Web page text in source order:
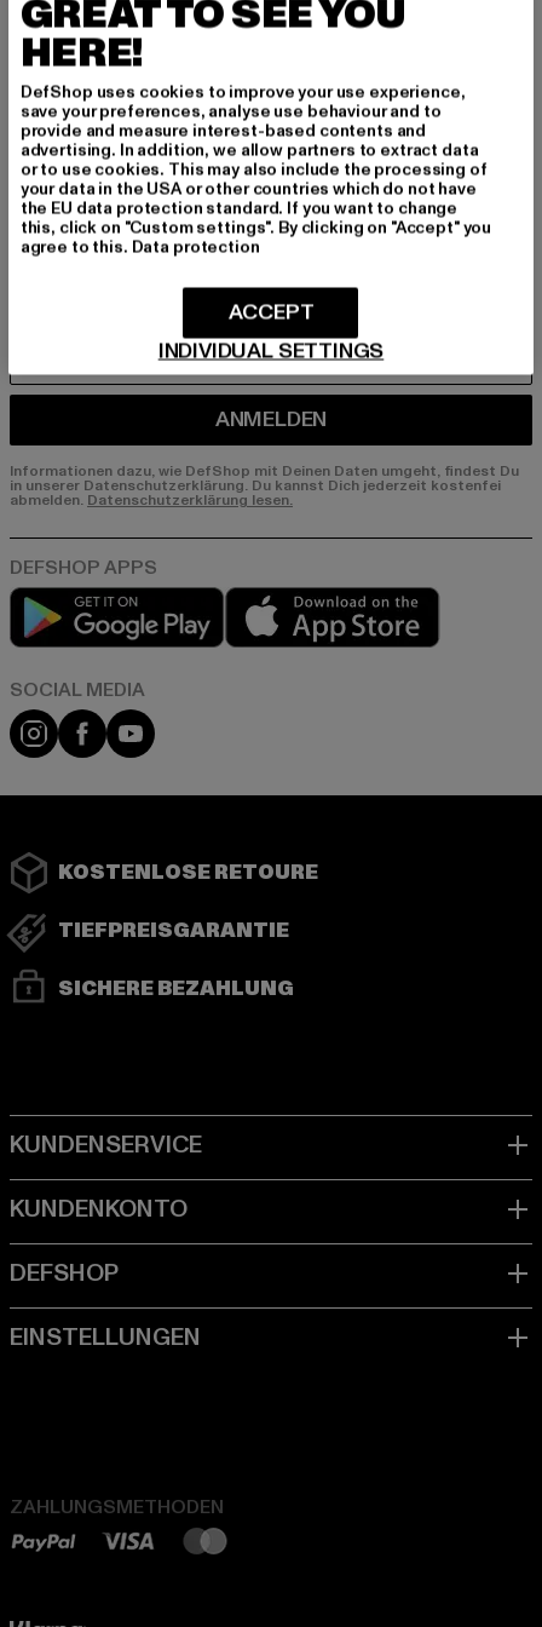
BEN!
Melde dich hier für unseren Newsletter an und
erhalte künftig Informationen über aktuelle Tre
nds, Angebote und Gutscheine von DefShop p
er E-Mail!
An welchen Produkten bist du interessiert?
E-MAIL
ANMELDEN
Informationen dazu, wie DefShop mit Deinen Daten umgeht, findest Du
in unserer Datenschutzerklärung. Du kannst Dich jederzeit kostenfei
abmelden. Datenschutzerklärung lesen.
Play market
Instagram
FacebookYouTube
KOSTENLOSE RETOURE
TIEFPREISGARANTIE
SICHERE BEZAHLUNG
ZAHLUNGSMETHODEN
GREAT TO SEE YOU
HERE!
DefShop uses cookies to improve your use experience,
save your preferences, analyse use behaviour and to
provide and measure interest-based contents and
advertising. In addition, we allow partners to extract data
or to use cookies. This may also include the processing of
your data in the USA or other countries which do not have
the EU data protection standard. If you want to change
this, click on "Custom settings". By clicking on "Accept" you
agree to this. Data protection
INDIVIDUAL SETTINGS
ACCEPT